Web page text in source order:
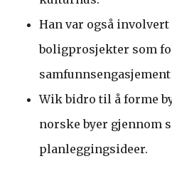
Han var også
boligprosjekter som
Wik bidro til å forme
norske byer gjennom
planleggingsideer.